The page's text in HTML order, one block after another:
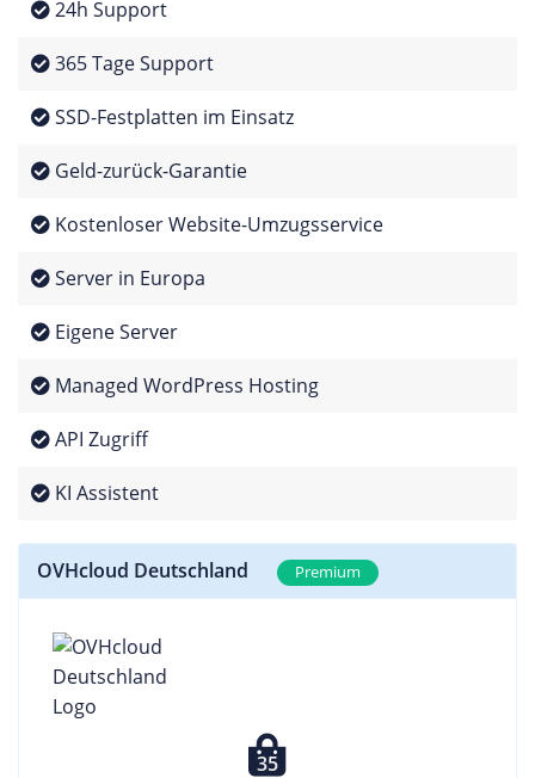
24h Support
365 Tage Support
SSD-Festplatten im Einsatz
Geld-zurück-Garantie
Kostenloser Website-Umzugsservice
Server in Europa
Eigene Server
Managed WordPress Hosting
API Zugriff
KI Assistent
OVHcloud Deutschland Premium
35